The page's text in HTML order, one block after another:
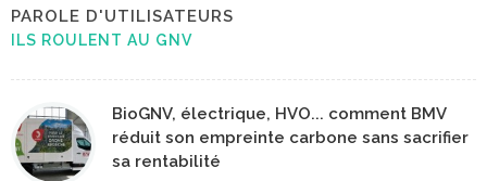
PAROLE D'UTILISATEURS
ILS ROULENT AU GNV
BioGNV, électrique, HVO... comment BMV
réduit son empreinte carbone sans sacrifier
sa rentabilité